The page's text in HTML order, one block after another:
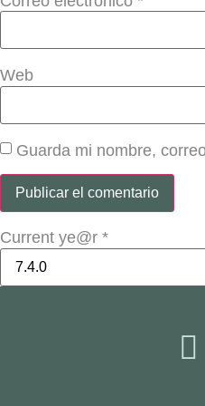
Web
Guarda mi nombre,
Current ye@r *